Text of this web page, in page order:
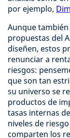
por ejemplo,
Aunque
propuestas del
diseñen, estos
renunciar a
riesgos:
que son tan
su universo se
productos de
tasas internas
niveles de
comparten los